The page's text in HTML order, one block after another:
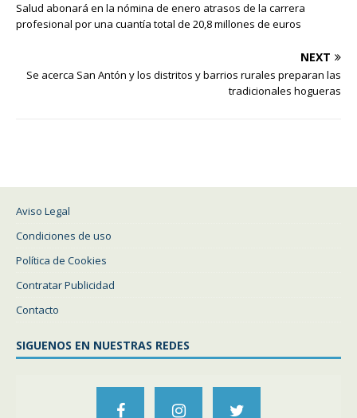
Salud abonará en la nómina de enero atrasos de la carrera
profesional por una cuantía total de 20,8 millones de euros
NEXT
Se acerca San Antón y los distritos y barrios rurales preparan las
tradicionales hogueras
Aviso Legal
Condiciones de uso
Política de Cookies
Contratar Publicidad
Contacto
SIGUENOS EN NUESTRAS REDES